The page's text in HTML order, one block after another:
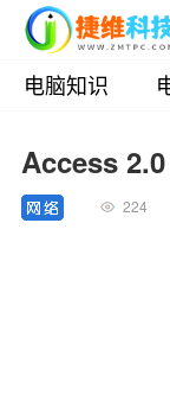
电脑知识
Access
224